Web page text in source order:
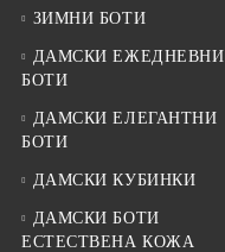
ЗИМНИ БОТИ
ДАМСКИ ЕЖЕДНЕВНИ
БОТИ
ДАМСКИ ЕЛЕГАНТНИ
БОТИ
ДАМСКИ КУБИНКИ
ДАМСКИ БОТИ
ЕСТЕСТВЕНА КОЖА